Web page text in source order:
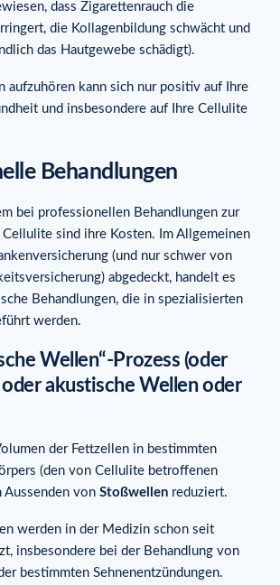
dass Zigarettenrauch die
die Kollagenbildung schwächt und
das Hautgewebe schädigt).
aufzuhören kann sich nur positiv auf Ihre
und insbesondere auf Ihre Cellulite
Behandlungen
bei professionellen Behandlungen zur
sind ihre Kosten. Im Allgemeinen
(und nur schwer von
abgedeckt, handelt es
Behandlungen, die in spezialisierten
werden.
Wellen“-Prozess (oder
akustische Wellen oder
der Fettzellen in bestimmten
(den von Cellulite betroffenen
Aussenden von Stoßwellen reduziert.
werden in der Medizin schon seit
insbesondere bei der Behandlung von
bestimmten Sehnenentzündungen.